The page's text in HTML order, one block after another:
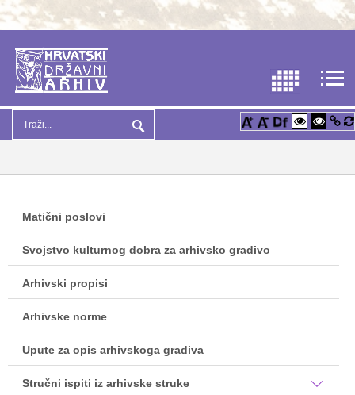
Matični poslovi
Svojstvo kulturnog dobra za arhivsko gradivo
Arhivski propisi
Arhivske norme
Upute za opis arhivskoga gradiva
Stručni ispiti iz arhivske struke